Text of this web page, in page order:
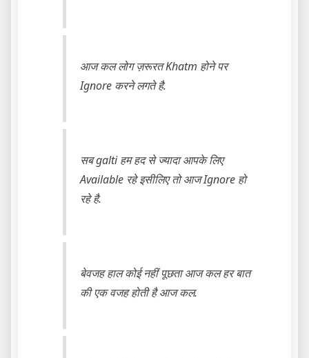
आज कल लोग ज़रूरत Khatm होने पर
Ignore करने लगते है.
सब galti हम हद से ज्यादा आपके लिए
Available रहे इसीलिए तो आज Ignore हो
रहे है.
बेवजह हाल कोई नहीं पूछता आज कल हर बात
की एक वजह होती है आज कल.